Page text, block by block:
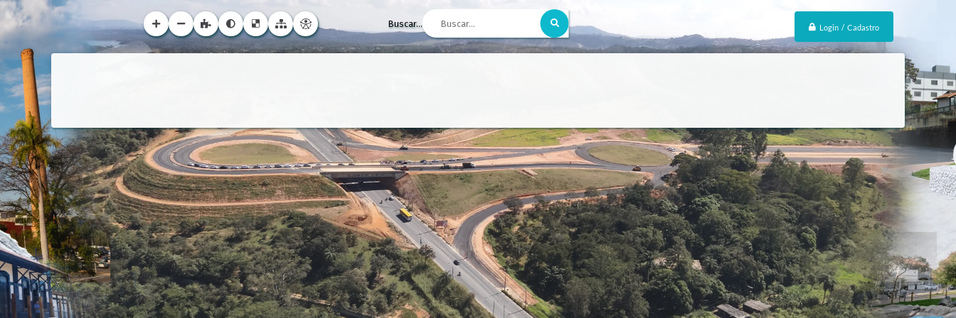
Login / Cadastro
Buscar...